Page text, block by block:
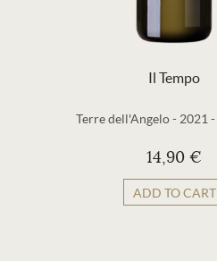
Il Tempo
Terre dell'Angelo - 2021 -
14,90 €
ADD TO CART